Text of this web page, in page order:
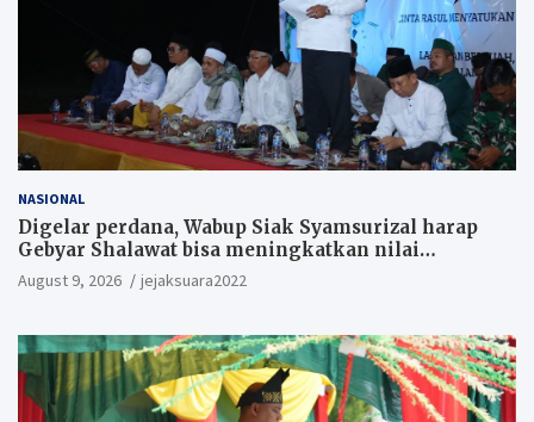
NASIONAL
Digelar perdana, Wabup Siak Syamsurizal harap
Gebyar Shalawat bisa meningkatkan nilai
keagamaan ditengah-tengah masyarakat.
August 9, 2026 jejaksuara2022